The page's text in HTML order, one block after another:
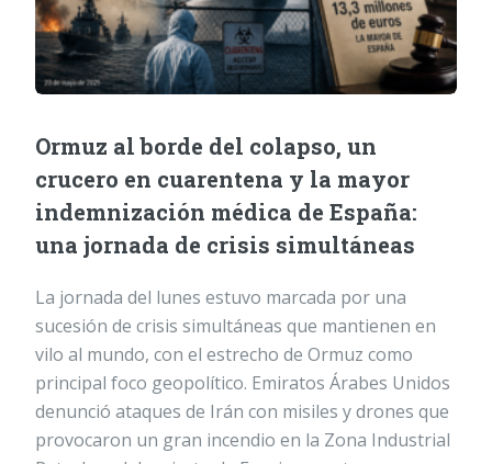
Ormuz al borde del colapso, un
crucero en cuarentena y la mayor
indemnización médica de España:
una jornada de crisis simultáneas
La jornada del lunes estuvo marcada por una
sucesión de crisis simultáneas que mantienen en
vilo al mundo, con el estrecho de Ormuz como
principal foco geopolítico. Emiratos Árabes Unidos
denunció ataques de Irán con misiles y drones que
provocaron un gran incendio en la Zona Industrial